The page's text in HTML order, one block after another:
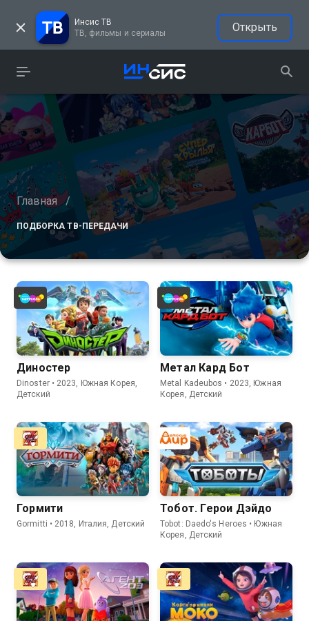
Инсис ТВ
ТВ, фильмы и сериалы
Открыть
Главная /
ПОДБОРКА ТВ-ПЕРЕДАЧИ
Диностер
Dinoster • 2023, Южная Корея,
Детский
Метал Кард Бот
Metal Kadeubos • 2023, Южная
Корея, Детский
Гормити
Gormitti • 2018, Италия, Детский
Тобот. Герои Дэйдо
Tobot: Daedo's Heroes • Южная
Корея, Детский